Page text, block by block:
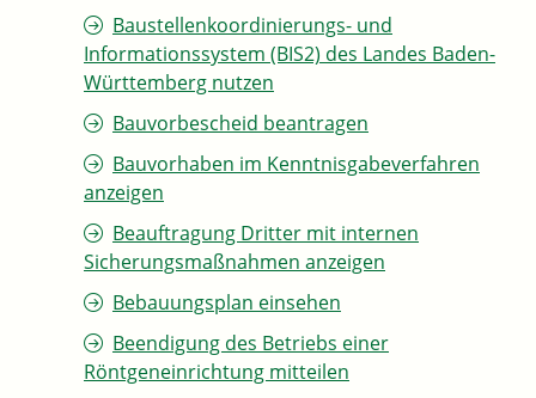
Baustellenkoordinierungs- und
Informationssystem (BIS2) des Landes Baden-
Württemberg nutzen
Bauvorbescheid beantragen
Bauvorhaben im Kenntnisgabeverfahren
anzeigen
Beauftragung Dritter mit internen
Sicherungsmaßnahmen anzeigen
Bebauungsplan einsehen
Beendigung des Betriebs einer
Röntgeneinrichtung mitteilen